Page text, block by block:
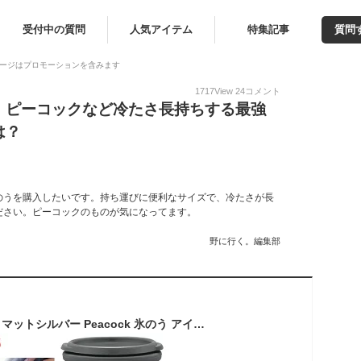
受付中の質問 人気アイテム 特集記事 質問
ジはプロモーションを含みます
1717View 24コメント
ーコックなど冷たさ長持ちする最強
を購入したいです。持ち運びに便利なサイズで、冷たさが長
い。ピーコックのものが気になってます。
野に行く。編集部
Peacock ABA-51MC マットシルバー Peacock 氷のう アイスパック 0.5L アウトドア スポーツ キャンプ 登山 部活 クラブ活動 アイシングパック 保冷 氷嚢 ひょうのう 夏 熱中症対策 発熱 冷やす アイシング 冷却 氷 ABA-51 MC ピーコック魔法瓶工業 (R)